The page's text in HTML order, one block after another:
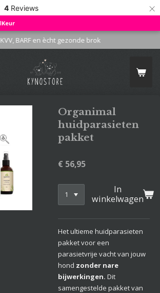
4 Reviews ×
KVV, BARF en ècht gezonde brok
Organimal
huidparasieten
pakket
€ 56,95
In
winkelwagen
Het ultieme huidparasieten
pakket voor een
parasietvrije vacht van jouw
hond zonder nare
bijwerkingen. Dit
samengestelde pakket van